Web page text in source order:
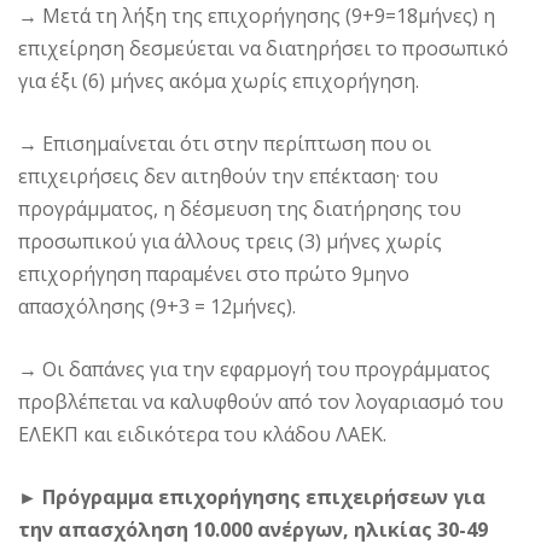
→ Μετά τη λήξη της επιχορήγησης (9+9=18μήνες) η
επιχείρηση δεσμεύεται να διατηρήσει το προσωπικό
για έξι (6) μήνες ακόμα χωρίς επιχορήγηση.
→ Επισημαίνεται ότι στην περίπτωση που οι
επιχειρήσεις δεν αιτηθούν την επέκταση· του
προγράμματος, η δέσμευση της διατήρησης του
προσωπικού για άλλους τρεις (3) μήνες χωρίς
επιχορήγηση παραμένει στο πρώτο 9μηνο
απασχόλησης (9+3 = 12μήνες).
→ Οι δαπάνες για την εφαρμογή του προγράμματος
προβλέπεται να καλυφθούν από τον λογαριασμό του
ΕΛΕΚΠ και ειδικότερα του κλάδου ΛΑΕΚ.
► Πρόγραμμα επιχορήγησης επιχειρήσεων για
την απασχόληση 10.000 ανέργων, ηλικίας 30-49